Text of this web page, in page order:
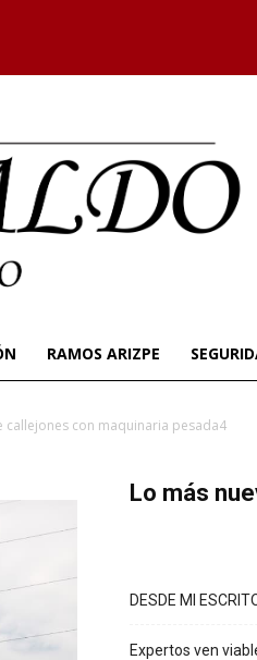
RAMOS ARIZPE
callejones con maquinaria pesada4
Lo más
DESDE MI
Expertos ven